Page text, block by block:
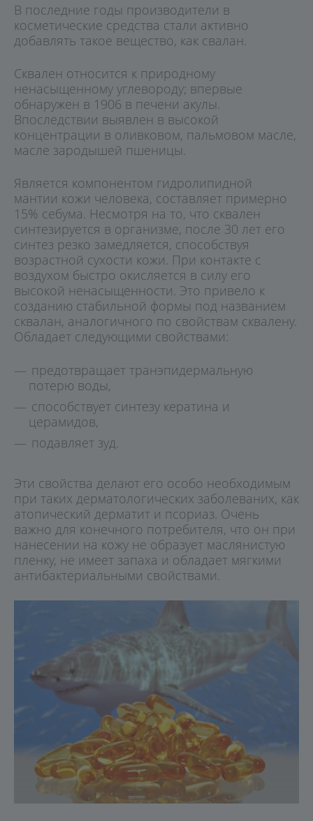
В последние годы производители в
косметические средства стали активно
добавлять такое вещество, как свалан.
Сквален относится к природному
ненасыщенному углевороду; впервые
обнаружен в 1906 в печени акулы.
Впоследствии выявлен в высокой
концентрации в оливковом, пальмовом масле,
масле зародышей пшеницы.
Является компонентом гидролипидной
мантии кожи человека, составляет примерно
15% себума. Несмотря на то, что сквален
синтезируется в организме, после 30 лет его
синтез резко замедляется, способствуя
возрастной сухости кожи. При контакте с
воздухом быстро окисляется в силу его
высокой ненасыщенности. Это привело к
созданию стабильной формы под названием
сквалан, аналогичного по свойствам сквалену.
Обладает следующими свойствами:
предотвращает транэпидермальную
потерю воды,
способствует синтезу кератина и
церамидов,
подавляет зуд.
Эти свойства делают его особо необходимым
при таких дерматологических заболеваних, как
атопический дерматит и псориаз. Очень
важно для конечного потребителя, что он при
нанесении на кожу не образует маслянистую
пленку, не имеет запаха и обладает мягкими
антибактериальными свойствами.